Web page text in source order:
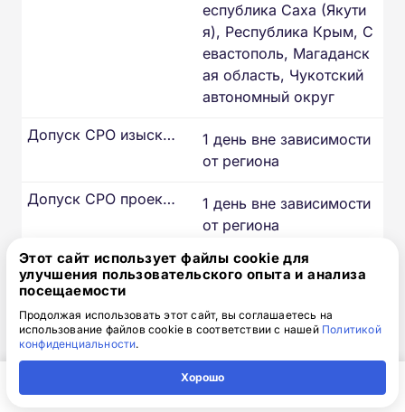
еспублика Саха (Якути
я), Республика Крым, С
евастополь, Магаданск
ая область, Чукотский
автономный округ
1 день вне зависимости
от региона
Допуск СРО изыскателей
1 день вне зависимости
от региона
Допуск СРО проектировщиков
От 3 дней – остальные
Допуск СРО строителей
-
Допуск СРО изыскателей
-
Этот сайт использует файлы cookie для
улучшения пользовательского опыта и анализа
посещаемости
Продолжая использовать этот сайт, вы соглашаетесь на
использование файлов cookie в соответствии с нашей Политикой
конфиденциальности.
Хорошо